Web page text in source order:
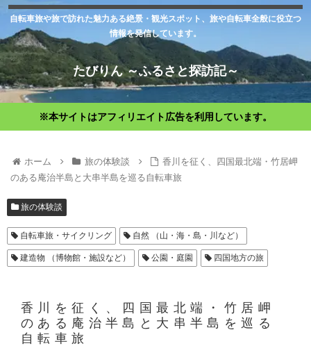
自転車旅や旅で訪れた魅力ある絶景・観光スポット、旅や自転車全般に役立つ
情報を発信しています。
たびりん ～ふるさと探訪記～
※本サイトはアフィリエイト広告を利用しています。
ホーム 旅の体験談
香川を征く、四国最北端・竹居岬
のある庵治半島と大串半島を巡る自転車旅
旅の体験談
自転車旅・サイクリング 自然 （山・海・島・川など）
建造物 （博物館・施設など） 公園・庭園 四国地方の旅
香川を征く、四国最北端・竹居岬
のある庵治半島と大串半島を巡る
自転車旅